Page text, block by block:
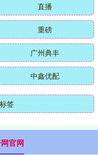
直播
重磅
广州典丰
中鑫优配
签
官网